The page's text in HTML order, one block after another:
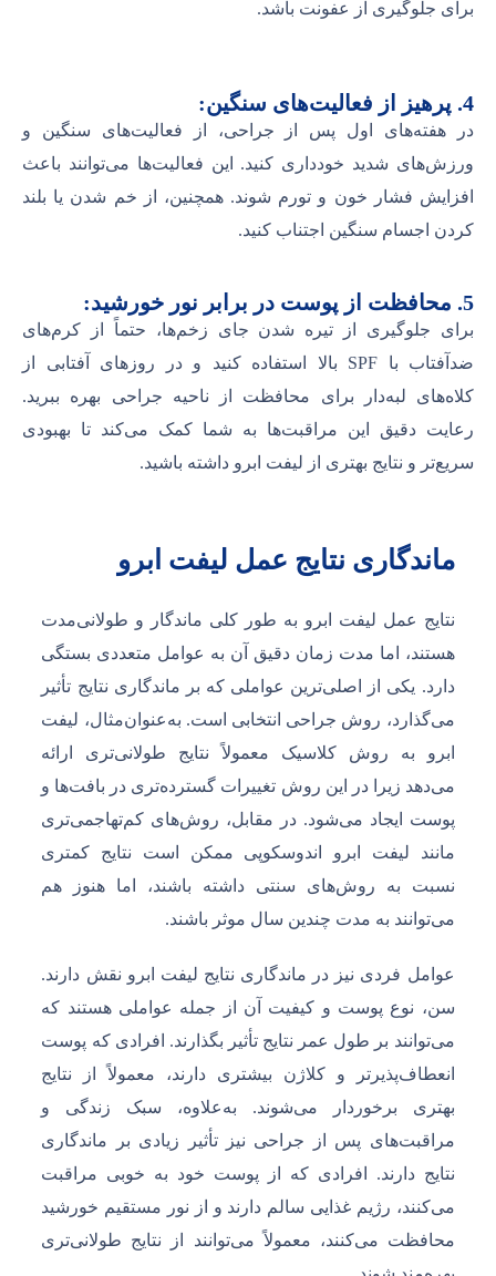
برای جلوگیری از عفونت باشد.
4. پرهیز از فعالیت‌های سنگین:
در هفته‌های اول پس از جراحی، از فعالیت‌های سنگین و
ورزش‌های شدید خودداری کنید. این فعالیت‌ها می‌توانند باعث
افزایش فشار خون و تورم شوند. همچنین، از خم شدن یا بلند
کردن اجسام سنگین اجتناب کنید.
5. محافظت از پوست در برابر نور خورشید:
برای جلوگیری از تیره شدن جای زخم‌ها، حتماً از کرم‌های
ضدآفتاب با SPF بالا استفاده کنید و در روزهای آفتابی از
کلاه‌های لبه‌دار برای محافظت از ناحیه جراحی بهره ببرید.
رعایت دقیق این مراقبت‌ها به شما کمک می‌کند تا بهبودی
سریع‌تر و نتایج بهتری از لیفت ابرو داشته باشید.
ماندگاری نتایج عمل لیفت ابرو
نتایج عمل لیفت ابرو به طور کلی ماندگار و طولانی‌مدت
هستند، اما مدت زمان دقیق آن به عوامل متعددی بستگی
دارد. یکی از اصلی‌ترین عواملی که بر ماندگاری نتایج تأثیر
می‌گذارد، روش جراحی انتخابی است. به‌عنوان‌مثال، لیفت
ابرو به روش کلاسیک معمولاً نتایج طولانی‌تری ارائه
می‌دهد زیرا در این روش تغییرات گسترده‌تری در بافت‌ها و
پوست ایجاد می‌شود. در مقابل، روش‌های کم‌تهاجمی‌تری
مانند لیفت ابرو اندوسکوپی ممکن است نتایج کمتری
نسبت به روش‌های سنتی داشته باشند، اما هنوز هم
می‌توانند به مدت چندین سال موثر باشند.
عوامل فردی نیز در ماندگاری نتایج لیفت ابرو نقش دارند.
سن، نوع پوست و کیفیت آن از جمله عواملی هستند که
می‌توانند بر طول عمر نتایج تأثیر بگذارند. افرادی که پوست
انعطاف‌پذیرتر و کلاژن بیشتری دارند، معمولاً از نتایج
بهتری برخوردار می‌شوند. به‌علاوه، سبک زندگی و
مراقبت‌های پس از جراحی نیز تأثیر زیادی بر ماندگاری
نتایج دارند. افرادی که از پوست خود به خوبی مراقبت
می‌کنند، رژیم غذایی سالم دارند و از نور مستقیم خورشید
محافظت می‌کنند، معمولاً می‌توانند از نتایج طولانی‌تری